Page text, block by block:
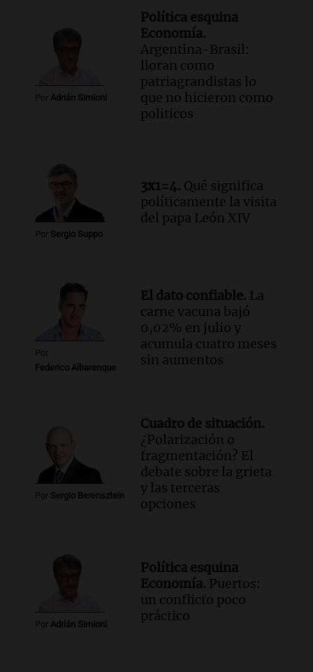
Córdoba multará con hasta $420
mil los escapes libres y sancionará las
"hordas" de motos
Episodios
Audio.Continúan audiencias en caso de
corrupción con testimonios que
Episodios
Audio.
Robos en Berazategui:
delincuentes asaltan tres comercios en
una sola noche
Panorama Federal
Por Adrián Simioni
Política esquina
Economía.
Argentina-Brasil:
lloran como
patriagrandistas lo
que no hicieron como
politicos
Por Sergio Suppo
3x1=4. Qué significa
políticamente la visita
del papa León XIV
Por
Federico Albarenque
El dato confiable. La
carne vacuna bajó
0,02% en julio y
acumula cuatro meses
sin aumentos
Por Sergio Berensztein
Cuadro de situación.
¿Polarización o
fragmentación? El
debate sobre la grieta
y las terceras
opciones
Por Adrián Simioni
Política esquina
Economía. Puertos:
un conflicto poco
práctico